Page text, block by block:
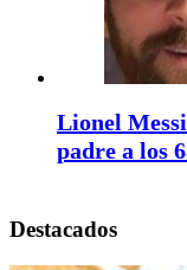
Lionel
padre a los
Destacados